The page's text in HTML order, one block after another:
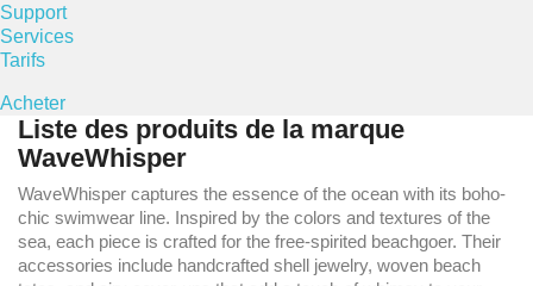
Support
Services
Tarifs
Acheter
Liste des produits de la marque
WaveWhisper
WaveWhisper captures the essence of the ocean with its boho-
chic swimwear line. Inspired by the colors and textures of the
sea, each piece is crafted for the free-spirited beachgoer. Their
accessories include handcrafted shell jewelry, woven beach